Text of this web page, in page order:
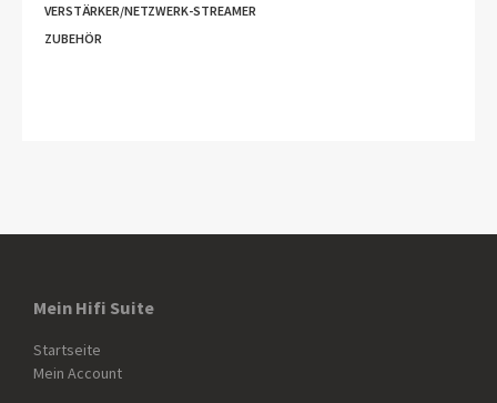
VERSTÄRKER/NETZWERK-STREAMER
ZUBEHÖR
Mein Hifi Suite
Startseite
Mein Account